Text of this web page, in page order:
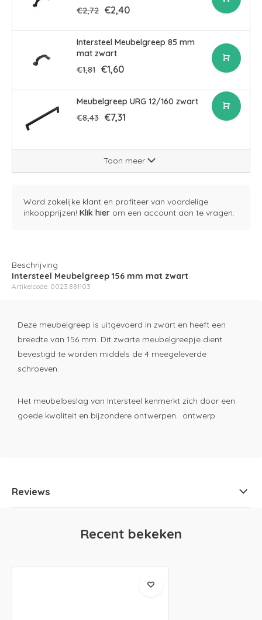
€2,72 €2,40
Intersteel Meubelgreep 85 mm
mat zwart
€1,81 €1,60
Meubelgreep URG 12/160 zwart
€8,43 €7,31
Toon meer
Word zakelijke klant en profiteer van voordelige
inkoopprijzen! Klik hier om een account aan te vragen.
Beschrijving
Intersteel Meubelgreep 156 mm mat zwart
Artikelcode: 0023.881103
Deze meubelgreep is uitgevoerd in zwart en heeft een
breedte van 156 mm. Dit zwarte meubelgreepje dient
bevestigd te worden middels de 4 meegeleverde
schroeven.
Het meubelbeslag van Intersteel kenmerkt zich door een
goede kwaliteit en bijzondere ontwerpen. ontwerp.
Reviews
Recent bekeken